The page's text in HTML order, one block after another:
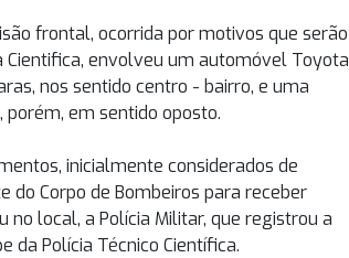
frontal, ocorrida por motivos que serão
Cientifica, envolveu um automóvel Toyota
nos sentido centro - bairro, e uma
em sentido oposto.
inicialmente considerados de
do Corpo de Bombeiros para receber
no local, a Polícia Militar, que registrou a
da Polícia Técnico Científica.